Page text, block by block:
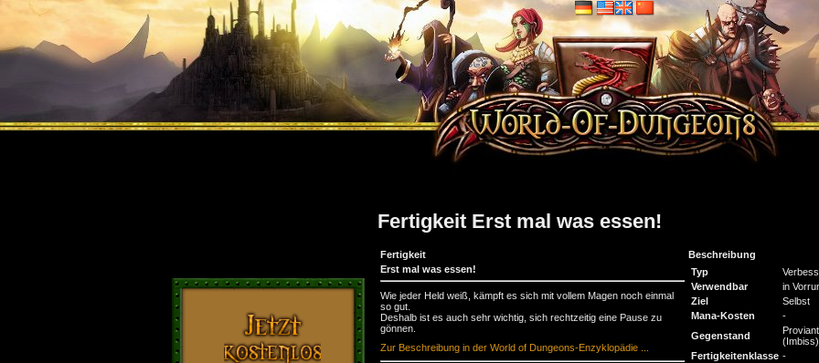
Fertigkeit Erst mal was essen!
Fertigkeit
Beschreibung
Erst mal was essen!
Wie jeder Held weiß, kämpft es sich mit vollem Magen noch einmal
so gut.
Deshalb ist es auch sehr wichtig, sich rechtzeitig eine Pause zu
gönnen.
Zur Beschreibung in der World of Dungeons-Enzyklopädie ...
Typ
Verwendbar
in
Ziel
Selbst
Mana-Kosten
-
Gegenstand
Proviant
(Imbiss)
Fertigkeitenklasse -